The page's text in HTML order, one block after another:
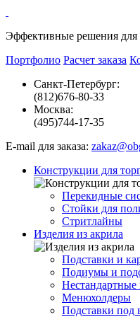
Эффективные решения
Портфолио Расчет заказа
Санкт-Петербург:
(812)676-80-33
Москва:
(495)744-17-35
E-mail для заказа:
Конструкции для
Перекидные
Стойки для
Стритлайны
Изделия из акрила
Подставки и
Подиумы и
Нестандартные
Менюхолдеры
Подставки под